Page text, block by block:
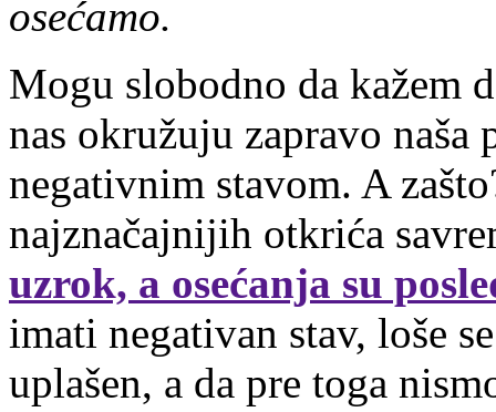
osećamo.
Mogu slobodno da kažem
nas okružuju zapravo naša
negativnim stavom. A
najznačajnijih otkrića
uzrok, a osećanja su
imati negativan stav, loše
uplašen, a da pre toga